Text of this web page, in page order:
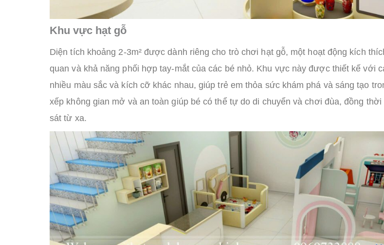
Khu vực hạt gỗ
Diện tích khoảng 2-3m² được dành riêng cho trò chơi hạt gỗ, một hoạt động kích
quan và khả năng phối hợp tay-mắt của các bé nhỏ. Khu vực này được thiết kế với
nhiều màu sắc và kích cỡ khác nhau, giúp trẻ em thỏa sức khám phá và sáng tạo
xếp không gian mở và an toàn giúp bé có thể tự do di chuyển và chơi đùa, đồng thời
sát từ xa.